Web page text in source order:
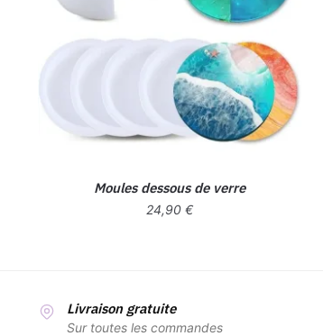
Moules dessous de verre
24,90 €
Livraison gratuite
Sur toutes les commandes